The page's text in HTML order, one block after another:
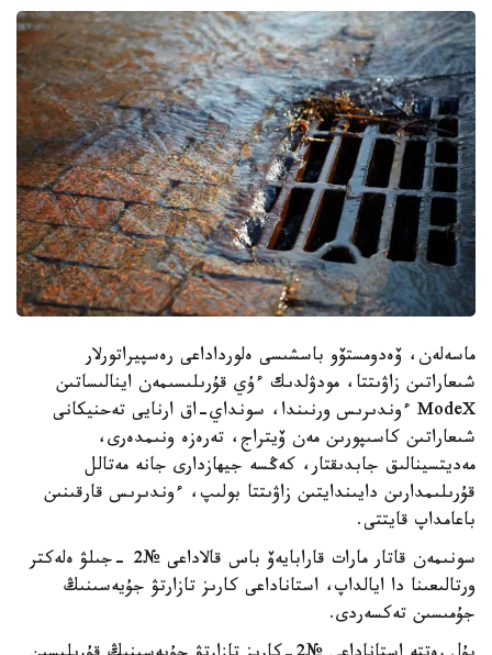
ماسەلەن، ۆەدومستۆو باسشىسى ەلورداداعى رەسپيراتورلار
شىعاراتىن زاۋىتتا، مودۋلدىك ءۇي قۇرىلىسىمەن اينالىساتىن
ModeX ءوندىرىس ورنىندا، سونداي-اق ارنايى تەحنيكانى
شىعاراتىن كاسىپورىن مەن ۆيتراج، تەرەزە ونىمدەرى،
مەديتسينالىق جابدىقتار، كەڭسە جيھازدارى جانە مەتالل
قۇرىلىمدارىن دايىندايتىن زاۋىتتا بولىپ، ءوندىرىس قارقىنىن
باعامداپ قايتتى.
سونىمەن قاتار مارات قارابايەۆ باس قالاداعى №2 -جىلۋ ەلەكتر
ورتالىعىنا دا ايالداپ، استاناداعى كارىز تازارتۋ جۇيەسىنىڭ
جۇمىسىن تەكسەردى.